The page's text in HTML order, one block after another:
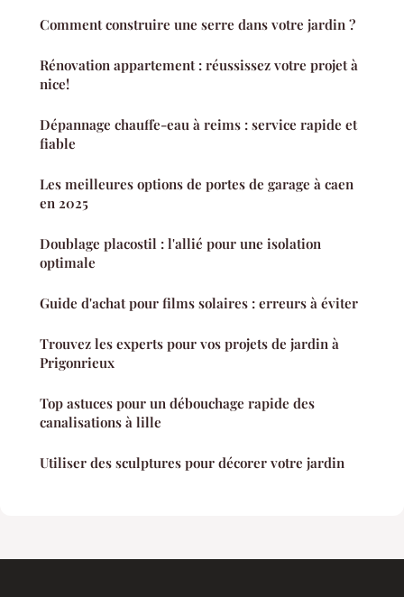
Comment construire une serre dans votre jardin ?
Rénovation appartement : réussissez votre projet à
nice!
Dépannage chauffe-eau à reims : service rapide et
fiable
Les meilleures options de portes de garage à caen
en 2025
Doublage placostil : l'allié pour une isolation
optimale
Guide d'achat pour films solaires : erreurs à éviter
Trouvez les experts pour vos projets de jardin à
Prigonrieux
Top astuces pour un débouchage rapide des
canalisations à lille
Utiliser des sculptures pour décorer votre jardin